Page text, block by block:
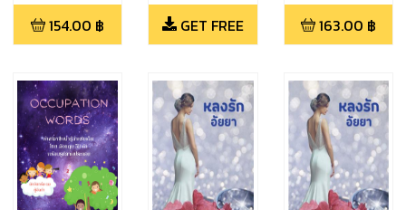
154.00 ฿ GET FREE 163.00 ฿